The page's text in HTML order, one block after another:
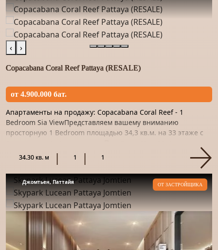
‹ ›
Copacabana Coral Reef Pattaya (RESALE)
от 4.900.000 бат.
Апартаменты на продажу: Copacabana Coral Reef - 1
Bedroom Sia ViewПредставляем вашему вниманию
просторную 1 Bedroom площадью 34,3 кв.м. на 33 этаже с
качественным материало...
34.30 кв. м 1 1
Джомтьен, Паттайя ОТ ЗАСТРОЙЩИКА